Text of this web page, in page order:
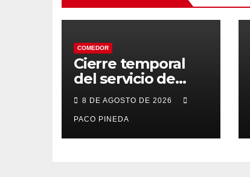
COMEDOR
Cierre temporal
del servicio de
BAR – COMEDOR
8 DE AGOSTO DE 2026
PACO PINEDA